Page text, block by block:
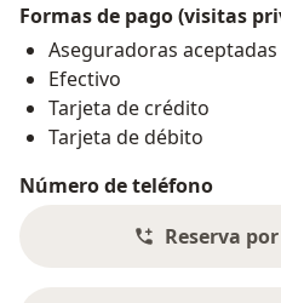
Formas de pago (visitas
Aseguradoras
Efectivo
Tarjeta de crédito
Tarjeta de débito
Número de teléfono
Reserva